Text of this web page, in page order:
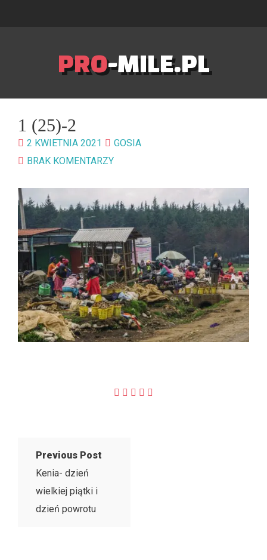
PRO-MILE.PL
1 (25)-2
2 KWIETNIA 2021
GOSIA
BRAK KOMENTARZY
Previous Post
Kenia- dzień
wielkiej piątki i
dzień powrotu